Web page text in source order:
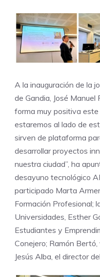
A la inauguración de la
de Gandia, José
forma muy positiva este
estaremos al lado de
sirven de plataforma
desarrollar proyectos
nuestra ciudad”, ha
desayuno tecnológico
participado Marta
Formación Profesional;
Universidades, Esther
Estudiantes y
Conejero; Ramón
Jesús Alba, el director